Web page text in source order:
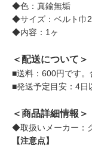
◆色：真鍮無垢
◆サイズ：ベルト巾
◆内容：1ヶ
＜配送について＞
■送料：600円です。
■発送予定目安：4日
＜商品詳細情報＞
◆取扱いメーカー：
【注意点】